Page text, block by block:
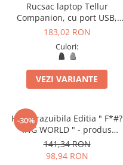
Rucsac laptop Tellur
Companion, cu port USB,
15.6"
183,02 RON
Culori:
VEZI VARIANTE
-30%
Harta razuibila Editia " F*#?
ING WORLD " - produs
original Luckies London
141,34 RON
98,94 RON